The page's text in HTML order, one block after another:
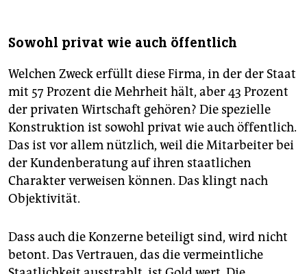
für ->ÖPP.
Sowohl privat wie auch öffentlich
Welchen Zweck erfüllt diese Firma, in der der Staat
mit 57 Prozent die Mehrheit hält, aber 43 Prozent
der privaten Wirtschaft gehören? Die spezielle
Konstruktion ist sowohl privat wie auch öffentlich.
Das ist vor allem nützlich, weil die Mitarbeiter bei
der Kundenberatung auf ihren staatlichen
Charakter verweisen können. Das klingt nach
Objektivität.
Dass auch die Konzerne beteiligt sind, wird nicht
betont. Das Vertrauen, das die vermeintliche